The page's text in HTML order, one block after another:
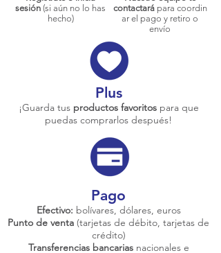
sesión (si aún no lo has
hecho)
contactarápara coordin
ar el pago y retiro o
envío
Plus
¡Guarda tus productos favoritos para que
puedas comprarlos después!
Pago
Efectivo: bolívares, dólares, euros
Punto de venta (tarjetas de débito, tarjetas de
crédito)
Transferencias bancariasnacionales e